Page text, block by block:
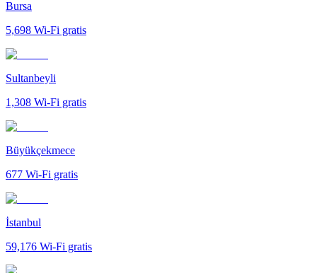
Bursa
5,698 Wi-Fi gratis
Sultanbeyli
1,308 Wi-Fi gratis
Büyükçekmece
677 Wi-Fi gratis
İstanbul
59,176 Wi-Fi gratis